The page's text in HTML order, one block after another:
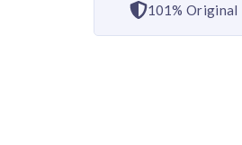
101% Original